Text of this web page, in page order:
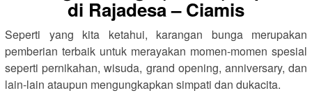
di Rajadesa – Ciamis
Seperti yang kita ketahui, karangan bunga merupakan
pemberian terbaik untuk merayakan momen-momen spesial
seperti pernikahan, wisuda, grand opening, anniversary, dan
lain-lain ataupun mengungkapkan simpati dan dukacita.